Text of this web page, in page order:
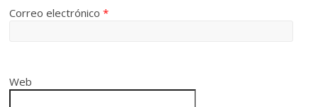
Correo electrónico*
Web